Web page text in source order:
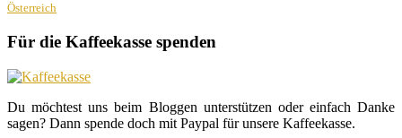
Österreich
Für die Kaffeekasse spenden
Du möchtest uns beim Bloggen unterstützen oder einfach Danke
sagen? Dann spende doch mit Paypal für unsere Kaffeekasse.